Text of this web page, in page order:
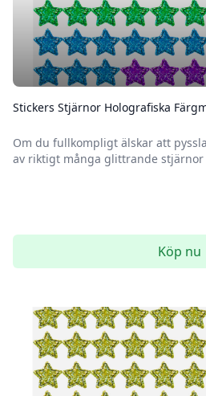
Stickers Stjärnor Holografiska
Om du fullkompligt älskar att
av riktigt många glittrande
Köp nu